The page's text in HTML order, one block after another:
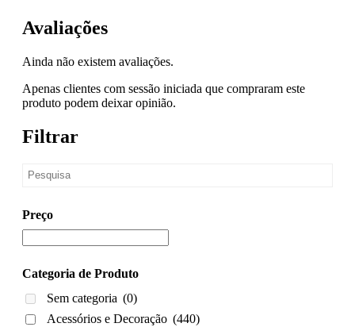
Avaliações
Ainda não existem avaliações.
Apenas clientes com sessão iniciada que compraram este
produto podem deixar opinião.
Filtrar
Preço
Categoria de Produto
Sem categoria (0)
Acessórios e Decoração (440)